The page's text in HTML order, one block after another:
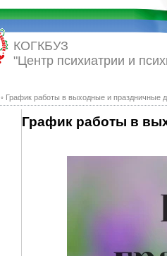
◦ График работы в выходные и праздничные
КОГКБУЗ
"Центр психиатрии и
График работы в